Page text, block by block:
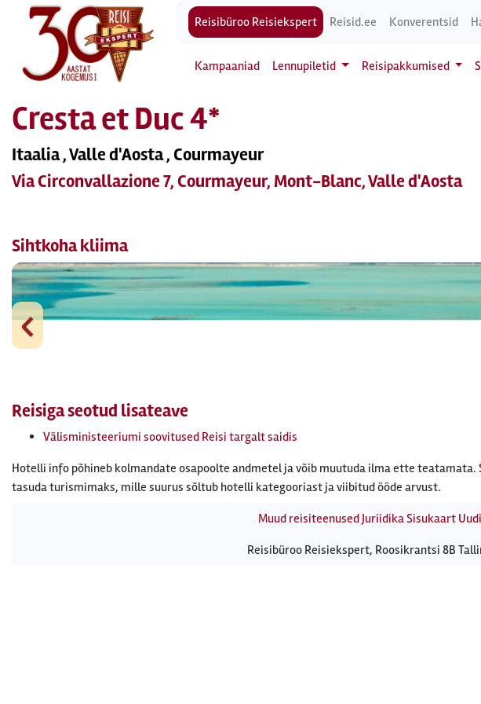
Reisibüroo Reisiekspert Reisid.ee Konverentsid
Kampaaniad Lennupiletid Reisipakkumised
Cresta et Duc 4*
Itaalia , Valle d'Aosta , Courmayeur
Via Circonvallazione 7, Courmayeur, Mont-Blanc, Valle d'Aosta
Sihtkoha kliima
‹
Reisiga seotud lisateave
Välisministeeriumi soovitused Reisi targalt saidis
Hotelli info põhineb kolmandate osapoolte andmetel ja võib muutuda ilma ette
tasuda turismimaks, mille suurus sõltub hotelli kategooriast ja viibitud ööde arvust.
Muud reisiteenusedJuriidikaSisukaart
Reisibüroo Reisiekspert, Roosikrantsi 8B